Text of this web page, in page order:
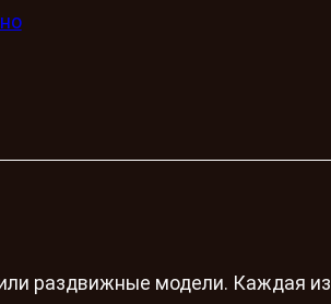
раздвижные модели. Каждая из